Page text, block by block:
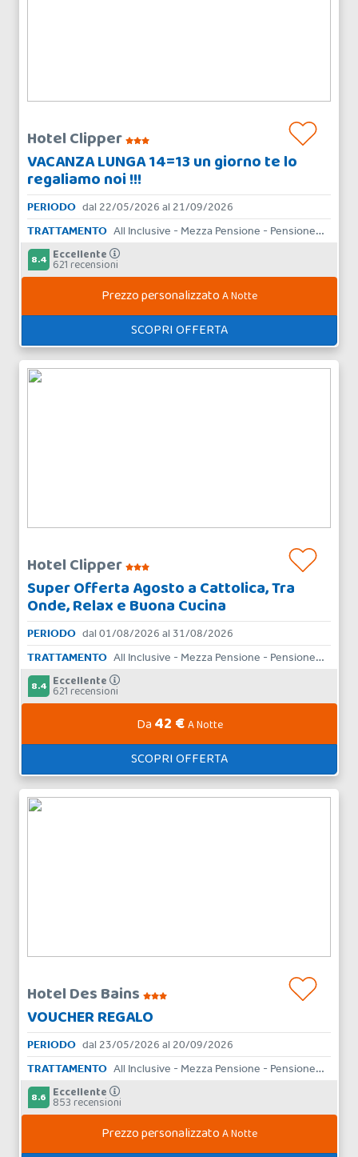
Hotel Clipper
VACANZA LUNGA 14=13 un giorno te lo
regaliamo noi !!!
PERIODO dal 22/05/2026 al 21/09/2026
TRATTAMENTO
All Inclusive - Mezza Pensione - Pensione Completa - Bed & Breakfast - Solo Pernottamento
8.4 Eccellente
621 recensioni
Prezzo personalizzatoA Notte
SCOPRI OFFERTA
Hotel Clipper
Super Offerta Agosto a Cattolica, Tra
Onde, Relax e Buona Cucina
PERIODO dal 01/08/2026 al 31/08/2026
TRATTAMENTO
All Inclusive - Mezza Pensione - Pensione Completa - Bed & Breakfast - Solo Pernottamento
8.4 Eccellente
621 recensioni
Da 42 €A Notte
SCOPRI OFFERTA
Hotel Des Bains
VOUCHER REGALO
PERIODO dal 23/05/2026 al 20/09/2026
TRATTAMENTO
All Inclusive - Mezza Pensione - Pensione Completa - Bed & Breakfast - Solo Pernottamento
8.6 Eccellente
853 recensioni
Prezzo personalizzatoA Notte